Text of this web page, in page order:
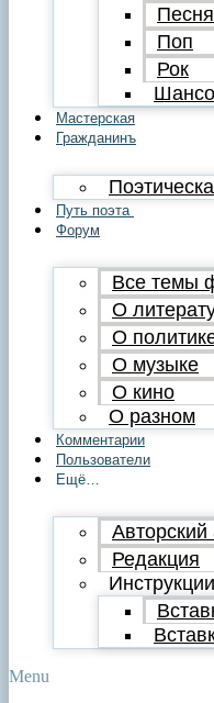
Песня
Поп
Рок
Мастерская
Гражданинъ
Путь поэта
Форум
Все темы
О
О
О музыке
О кино
О разном
Комментарии
Пользователи
Ещё…
Авторский
Редакция
Инструкции
Menu